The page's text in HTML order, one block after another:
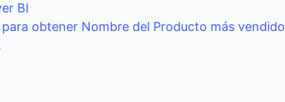
BI
obtener Nombre del Producto más vendido